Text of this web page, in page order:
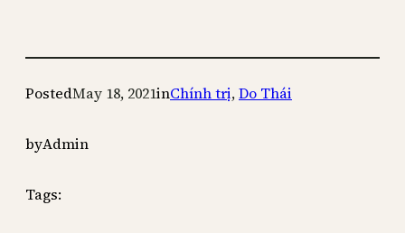
PostedMay 18, 2021inChính trị, Do Thái
byAdmin
Tags: